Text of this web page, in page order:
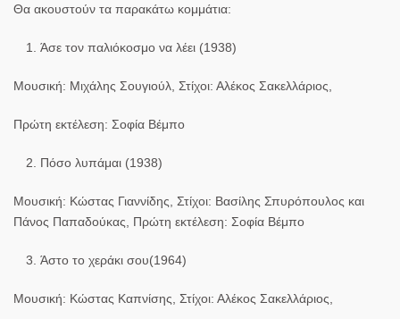
Θα ακουστούν τα παρακάτω κομμάτια:
Άσε τον παλιόκοσμο να λέει (1938)
Μουσική: Μιχάλης Σουγιούλ, Στίχοι: Αλέκος Σακελλάριος,
Πρώτη εκτέλεση: Σοφία Βέμπο
Πόσο λυπάμαι (1938)
Μουσική: Κώστας Γιαννίδης, Στίχοι: Βασίλης Σπυρόπουλος και
Πάνος Παπαδούκας, Πρώτη εκτέλεση: Σοφία Βέμπο
Άστο το χεράκι σου(1964)
Μουσική: Κώστας Καπνίσης, Στίχοι: Αλέκος Σακελλάριος,